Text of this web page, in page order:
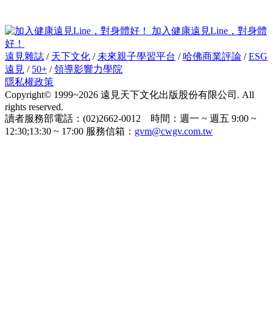
加入健康遠見Line，對身體
好！
遠見雜誌 / 天下文化 / 未來親子學習平台 / 哈佛商業評論 /ESG
遠見 / 50+ /領導影響力學院
隱私權政策
Copyright© 1999~2026 遠見天下文化出版股份有限公司. All
rights reserved.
讀者服務部電話：(02)2662-0012 時間：週一 ~ 週五 9:00 ~
12:30;13:30 ~ 17:00 服務信箱： gvm@cwgv.com.tw